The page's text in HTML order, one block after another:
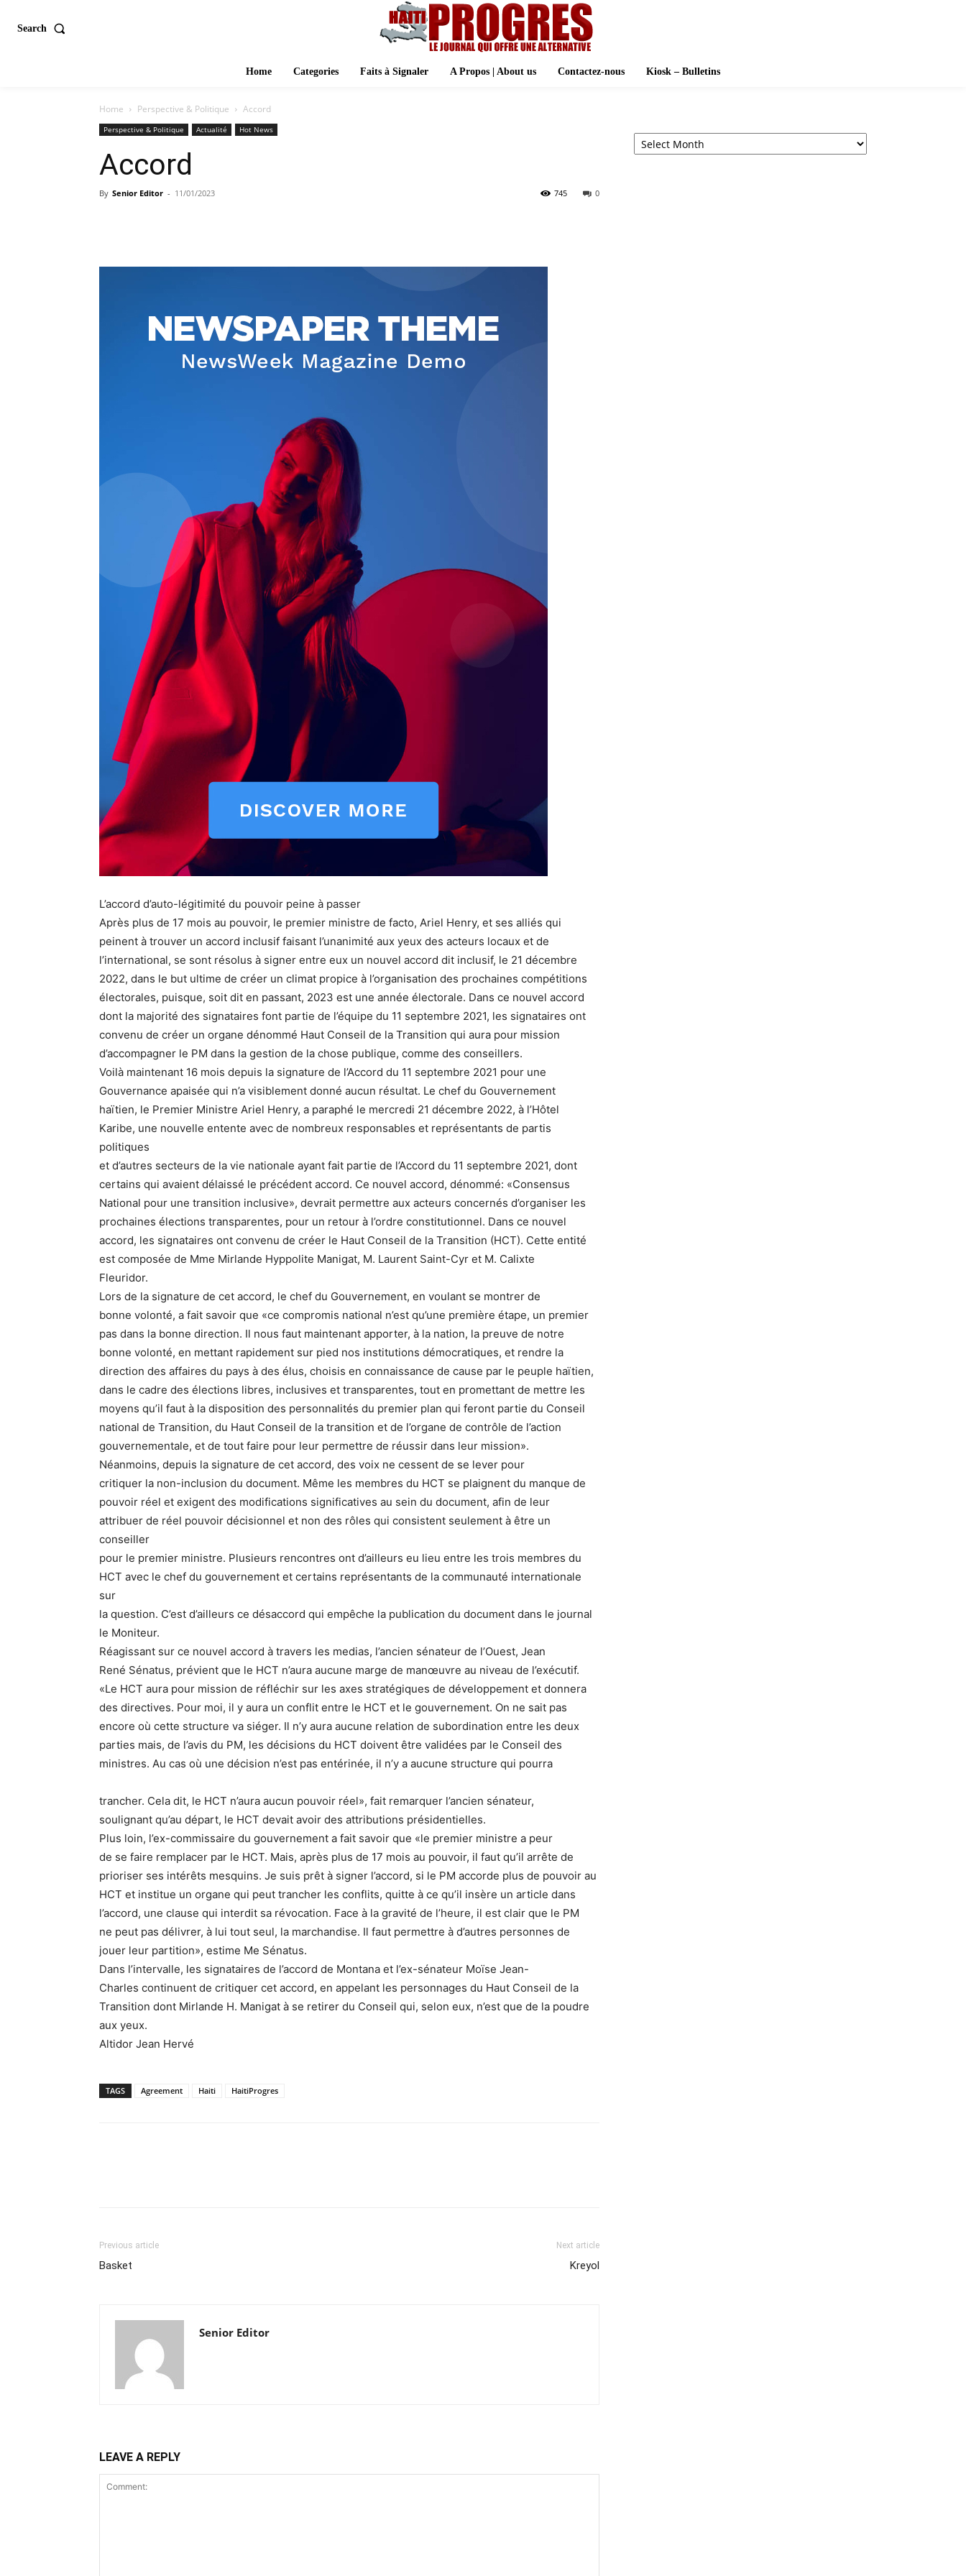
Search
Home Categories Faits à Signaler A Propos | About us Contactez-nous Kiosk – Bulletins
Home Perspective & Politique Accord
Perspective & Politique Actualité Hot News
Accord
By Senior Editor - 11/01/2023 0
745
L’accord d’auto-légitimité du pouvoir peine à passer
Après plus de 17 mois au pouvoir, le premier ministre de facto, Ariel Henry, et ses alliés qui
peinent à trouver un accord inclusif faisant l’unanimité aux yeux des acteurs locaux et de
l’international, se sont résolus à signer entre eux un nouvel accord dit inclusif, le 21 décembre
2022, dans le but ultime de créer un climat propice à l’organisation des prochaines compétitions
électorales, puisque, soit dit en passant, 2023 est une année électorale. Dans ce nouvel accord
dont la majorité des signataires font partie de l’équipe du 11 septembre 2021, les signataires ont
convenu de créer un organe dénommé Haut Conseil de la Transition qui aura pour mission
d’accompagner le PM dans la gestion de la chose publique, comme des conseillers.
Voilà maintenant 16 mois depuis la signature de l’Accord du 11 septembre 2021 pour une
Gouvernance apaisée qui n’a visiblement donné aucun résultat. Le chef du Gouvernement
haïtien, le Premier Ministre Ariel Henry, a paraphé le mercredi 21 décembre 2022, à l’Hôtel
Karibe, une nouvelle entente avec de nombreux responsables et représentants de partis
politiques
et d’autres secteurs de la vie nationale ayant fait partie de l’Accord du 11 septembre 2021, dont
certains qui avaient délaissé le précédent accord. Ce nouvel accord, dénommé: «Consensus
National pour une transition inclusive», devrait permettre aux acteurs concernés d’organiser les
prochaines élections transparentes, pour un retour à l’ordre constitutionnel. Dans ce nouvel
accord, les signataires ont convenu de créer le Haut Conseil de la Transition (HCT). Cette entité
est composée de Mme Mirlande Hyppolite Manigat, M. Laurent Saint-Cyr et M. Calixte
Fleuridor.
Lors de la signature de cet accord, le chef du Gouvernement, en voulant se montrer de
bonne volonté, a fait savoir que «ce compromis national n’est qu’une première étape, un premier
pas dans la bonne direction. Il nous faut maintenant apporter, à la nation, la preuve de notre
bonne volonté, en mettant rapidement sur pied nos institutions démocratiques, et rendre la
direction des affaires du pays à des élus, choisis en connaissance de cause par le peuple haïtien,
dans le cadre des élections libres, inclusives et transparentes, tout en promettant de mettre les
moyens qu’il faut à la disposition des personnalités du premier plan qui feront partie du Conseil
national de Transition, du Haut Conseil de la transition et de l’organe de contrôle de l’action
gouvernementale, et de tout faire pour leur permettre de réussir dans leur mission».
Néanmoins, depuis la signature de cet accord, des voix ne cessent de se lever pour
critiquer la non-inclusion du document. Même les membres du HCT se plaignent du manque de
pouvoir réel et exigent des modifications significatives au sein du document, afin de leur
attribuer de réel pouvoir décisionnel et non des rôles qui consistent seulement à être un
conseiller
pour le premier ministre. Plusieurs rencontres ont d’ailleurs eu lieu entre les trois membres du
HCT avec le chef du gouvernement et certains représentants de la communauté internationale
sur
la question. C’est d’ailleurs ce désaccord qui empêche la publication du document dans le journal
le Moniteur.
Réagissant sur ce nouvel accord à travers les medias, l’ancien sénateur de l’Ouest, Jean
René Sénatus, prévient que le HCT n’aura aucune marge de manœuvre au niveau de l’exécutif.
«Le HCT aura pour mission de réfléchir sur les axes stratégiques de développement et donnera
des directives. Pour moi, il y aura un conflit entre le HCT et le gouvernement. On ne sait pas
encore où cette structure va siéger. Il n’y aura aucune relation de subordination entre les deux
parties mais, de l’avis du PM, les décisions du HCT doivent être validées par le Conseil des
ministres. Au cas où une décision n’est pas entérinée, il n’y a aucune structure qui pourra
trancher. Cela dit, le HCT n’aura aucun pouvoir réel», fait remarquer l’ancien sénateur,
soulignant qu’au départ, le HCT devait avoir des attributions présidentielles.
Plus loin, l’ex-commissaire du gouvernement a fait savoir que «le premier ministre a peur
de se faire remplacer par le HCT. Mais, après plus de 17 mois au pouvoir, il faut qu’il arrête de
prioriser ses intérêts mesquins. Je suis prêt à signer l’accord, si le PM accorde plus de pouvoir au
HCT et institue un organe qui peut trancher les conflits, quitte à ce qu’il insère un article dans
l’accord, une clause qui interdit sa révocation. Face à la gravité de l’heure, il est clair que le PM
ne peut pas délivrer, à lui tout seul, la marchandise. Il faut permettre à d’autres personnes de
jouer leur partition», estime Me Sénatus.
Dans l’intervalle, les signataires de l’accord de Montana et l’ex-sénateur Moïse Jean-
Charles continuent de critiquer cet accord, en appelant les personnages du Haut Conseil de la
Transition dont Mirlande H. Manigat à se retirer du Conseil qui, selon eux, n’est que de la poudre
aux yeux.
Altidor Jean Hervé
TAGS Agreement Haiti HaitiProgres
Previous article
Basket
Next article
Kreyol
Senior Editor
LEAVE A REPLY
Archives